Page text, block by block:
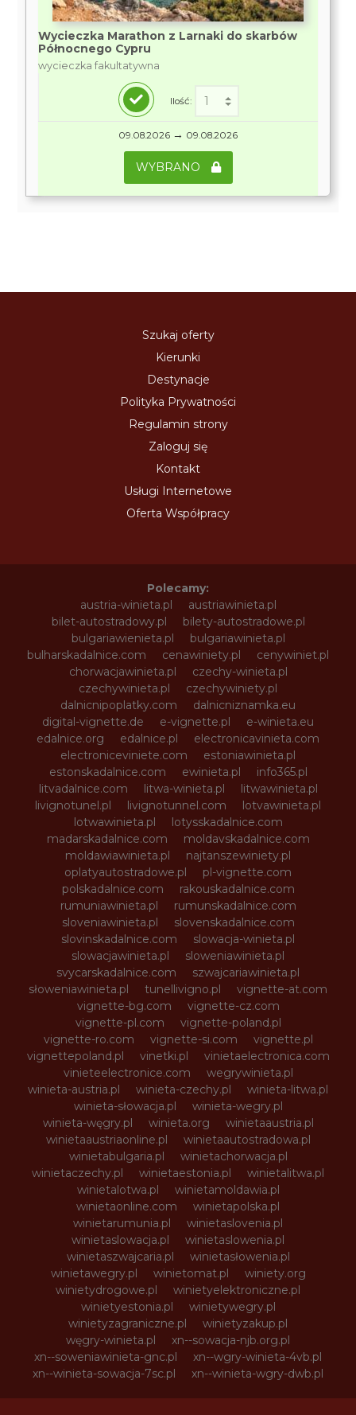
Wycieczka Marathon z Larnaki do skarbów
Północnego Cypru
wycieczka fakultatywna
Ilość:
09.08.2026 → 09.08.2026
WYBRANO
Szukaj oferty
Kierunki
Destynacje
Polityka Prywatności
Regulamin strony
Zaloguj się
Kontakt
Usługi Internetowe
Oferta Współpracy
Polecamy:
austria-winieta.pl
austriawinieta.pl
bilet-autostradowy.pl
bilety-autostradowe.pl
bulgariawienieta.pl
bulgariawinieta.pl
bulharskadalnice.com
cenawiniety.pl
cenywiniet.pl
chorwacjawinieta.pl
czechy-winieta.pl
czechywinieta.pl
czechywiniety.pl
dalnicnipoplatky.com
dalnicniznamka.eu
digital-vignette.de
e-vignette.pl
e-winieta.eu
edalnice.org
edalnice.pl
electronicavinieta.com
electroniceviniete.com
estoniawinieta.pl
estonskadalnice.com
ewinieta.pl
info365.pl
litvadalnice.com
litwa-winieta.pl
litwawinieta.pl
livignotunel.pl
livignotunnel.com
lotvawinieta.pl
lotwawinieta.pl
lotysskadalnice.com
madarskadalnice.com
moldavskadalnice.com
moldawiawinieta.pl
najtanszewiniety.pl
oplatyautostradowe.pl
pl-vignette.com
polskadalnice.com
rakouskadalnice.com
rumuniawinieta.pl
rumunskadalnice.com
sloveniawinieta.pl
slovenskadalnice.com
slovinskadalnice.com
slowacja-winieta.pl
slowacjawinieta.pl
sloweniawinieta.pl
svycarskadalnice.com
szwajcariawinieta.pl
słoweniawinieta.pl
tunellivigno.pl
vignette-at.com
vignette-bg.com
vignette-cz.com
vignette-pl.com
vignette-poland.pl
vignette-ro.com
vignette-si.com
vignette.pl
vignettepoland.pl
vinetki.pl
vinietaelectronica.com
vinieteelectronice.com
wegrywinieta.pl
winieta-austria.pl
winieta-czechy.pl
winieta-litwa.pl
winieta-słowacja.pl
winieta-wegry.pl
winieta-węgry.pl
winieta.org
winietaaustria.pl
winietaaustriaonline.pl
winietaautostradowa.pl
winietabulgaria.pl
winietachorwacja.pl
winietaczechy.pl
winietaestonia.pl
winietalitwa.pl
winietalotwa.pl
winietamoldawia.pl
winietaonline.com
winietapolska.pl
winietarumunia.pl
winietaslovenia.pl
winietaslowacja.pl
winietaslowenia.pl
winietaszwajcaria.pl
winietasłowenia.pl
winietawegry.pl
winietomat.pl
winiety.org
winietydrogowe.pl
winietyelektroniczne.pl
winietyestonia.pl
winietywegry.pl
winietyzagraniczne.pl
winietyzakup.pl
węgry-winieta.pl
xn--sowacja-njb.org.pl
xn--soweniawinieta-gnc.pl
xn--wgry-winieta-4vb.pl
xn--winieta-sowacja-7sc.pl
xn--winieta-wgry-dwb.pl